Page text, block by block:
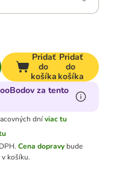
Pridať
do
košíka
Pridať
do
košíka
za tento
dní viac tu
. Cena dopravybude
košíku.